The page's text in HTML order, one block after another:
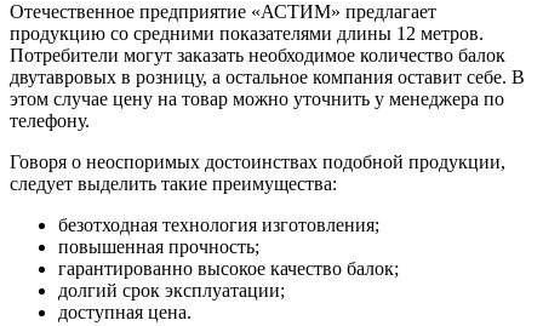
Отечественное предприятие «АСТИМ» предлагает
продукцию со средними показателями длины 12 метров.
Потребители могут заказать необходимое количество балок
двутавровых в розницу, а остальное компания оставит себе. В
этом случае цену на товар можно уточнить у менеджера по
телефону.
Говоря о неоспоримых достоинствах подобной продукции,
следует выделить такие преимущества:
безотходная технология изготовления;
повышенная прочность;
гарантированно высокое качество балок;
долгий срок эксплуатации;
доступная цена.